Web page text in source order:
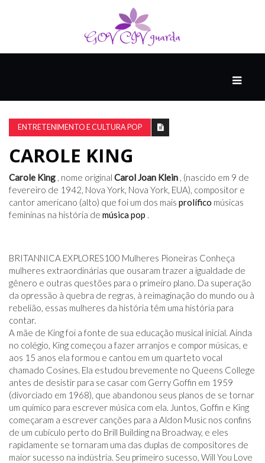
DO
THINK
COMPANHEIRO
UM
ESTRONDO
ENTRETENIMENTO E CULTURA POP
CAROLE KING
Carole King , nome original Carol Joan Klein , (nascido em 9 de
fevereiro de 1942, Nova York, Nova York, EUA), compositor e
cantor americano (alto) que foi um dos mais prolífico músicas
femininas na história de música pop .
BRITANNICA EXPLORES100 Mulheres Pioneiras Conheça
mulheres extraordinárias que ousaram trazer a igualdade de
gênero e outras questões para o primeiro plano. Da superação
da opressão à quebra de regras, à reimaginação do mundo ou à
rebelião, essas mulheres da história têm uma história para
contar.
A mãe de King foi a fonte de sua educação musical inicial. Ainda
no colégio, King começou a fazer arranjos e compor músicas, e
aos 15 anos ela formou e cantou em um quarteto vocal
chamado Cosines. Ela estudou brevemente no Queens College
antes de desistir para se casar com Gerry Goffin em 1959
(divorciado em 1968), que abandonou seus planos de se tornar
um químico para escrever música com ela. Juntos, Goffin e King
começaram a escrever canções para a Aldon Music nos confins
de um cubículo perto do Brill Building na Broadway, e eles
rapidamente se tornaram uma das duplas de compositores de
maior sucesso na indústria. Seu primeiro sucesso, Will You Love